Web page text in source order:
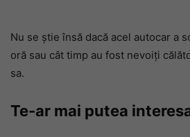
Nu se știe însă dacă acel autocar a
oră sau cât timp au fost nevoiți
sa.
Te-ar mai putea